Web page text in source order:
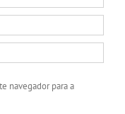
navegador para a